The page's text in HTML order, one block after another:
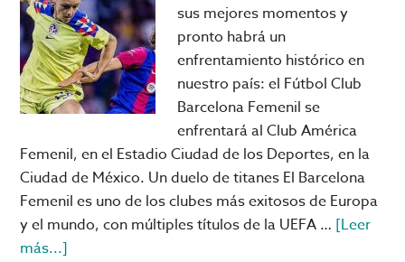
europea
sus mejores momentos y
pronto habrá un
enfrentamiento histórico en
nuestro país: el Fútbol Club
Barcelona Femenil se
enfrentará al Club América
Femenil, en el Estadio Ciudad de los Deportes, en la
Ciudad de México. Un duelo de titanes El Barcelona
Femenil es uno de los clubes más exitosos de Europa
y el mundo, con múltiples títulos de la UEFA … [Leer
más...]